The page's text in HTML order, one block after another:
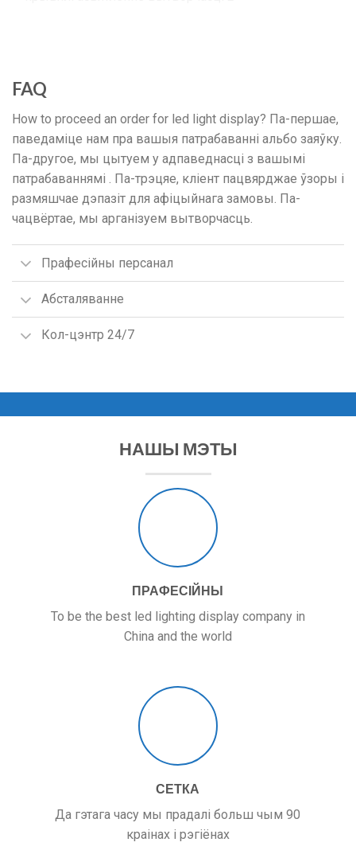
FAQ
How to proceed an order for led light display? Па-першае,
паведаміце нам пра вашыя патрабаванні альбо заяўку.
Па-другое, мы цытуем у адпаведнасці з вашымі
патрабаваннямі . Па-трэцяе, кліент пацвярджае ўзоры і
размяшчае дэпазіт для афіцыйнага замовы. Па-
чацвёртае, мы арганізуем вытворчасць.
Прафесійны персанал
Абсталяванне
Кол-цэнтр 24/7
НАШЫ МЭТЫ
ПРАФЕСІЙНЫ
To be the best led lighting display company in
China and the world
СЕТКА
Да гэтага часу мы прадалі больш чым 90
краінах і рэгіёнах